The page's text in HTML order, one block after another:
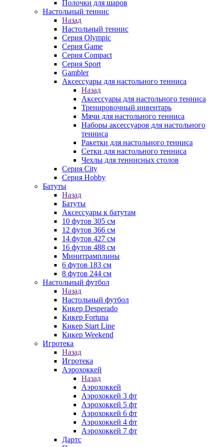
Полочки для шаров
Настольный теннис
Назад
Настольный теннис
Серия Olympic
Серия Game
Серия Compact
Серия Sport
Gambler
Аксессуары для настольного тенниса
Назад
Аксессуары для настольного тенниса
Тренировочный инвентарь
Мячи для настольного тенниса
Наборы аксессуаров для настольного
тенниса
Ракетки для настольного тенниса
Сетки для настольного тенниса
Чехлы для теннисных столов
Серия City
Серия Hobby
Батуты
Назад
Батуты
Аксессуары к батутам
10 футов 305 см
12 футов 366 см
14 футов 427 см
16 футов 488 см
Минитрамплины
6 футов 183 см
8 футов 244 см
Настольный футбол
Назад
Настольный футбол
Кикер Desperado
Кикер Fortuna
Кикер Start Line
Кикер Weekend
Игротека
Назад
Игротека
Аэрохоккей
Назад
Аэрохоккей
Аэрохоккей 3 фт
Аэрохоккей 5 фт
Аэрохоккей 6 фт
Аэрохоккей 4 фт
Аэрохоккей 7 фт
Дартс